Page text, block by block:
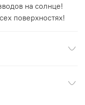
на солнце!
поверхностях!